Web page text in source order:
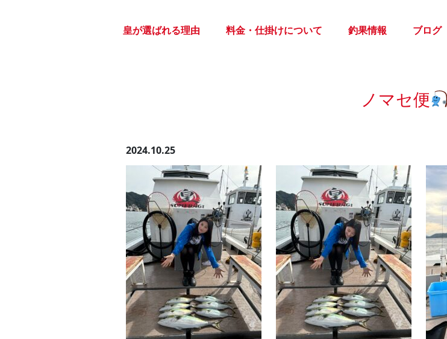
皇が選ばれる理由 料金・仕掛けについて 釣果情報 ブログ
ノマセ便
2024.10.25